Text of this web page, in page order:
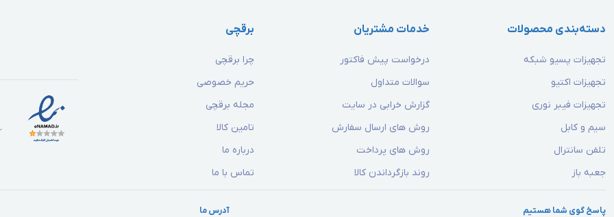
دسته‌بندی محصولات
تجهیزات پسیو شبکه
تجهیزات اکتیو
تجهیزات فیبر نوری
سیم و کابل
تلفن سانترال
جعبه باز
خدمات مشتریان
درخواست پیش فاکتور
سوالات متداول
گزارش خرابی در سایت
روش های ارسال سفارش
روش های پرداخت
روند بازگرداندن کالا
برقچی
چرا برقچی
حریم خصوصی
مجله برقچی
تامین کالا
درباره ما
تماس با ما
پاسخ گوی شما هستیم آدرس ما